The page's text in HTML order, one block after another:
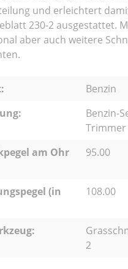
und erleichtert
230-2 ausgestattet.
aber auch weitere
Benzin
Benzin-
Trimmer
am Ohr
95.00
(in
108.00
2